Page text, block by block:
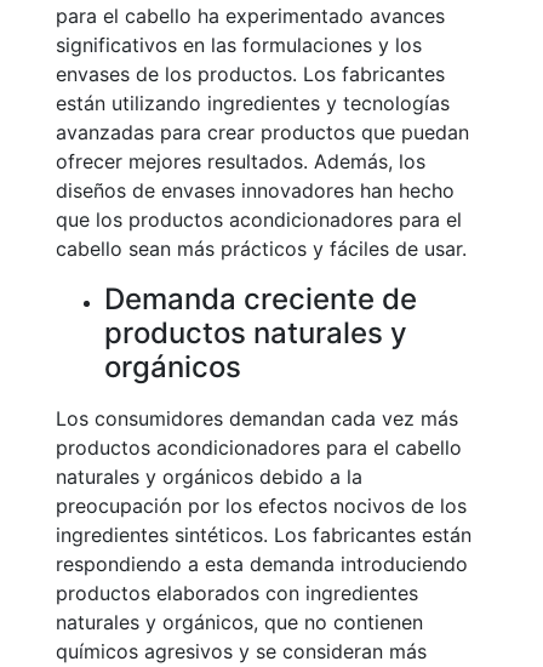
para el cabello ha experimentado avances
significativos en las formulaciones y los
envases de los productos. Los fabricantes
están utilizando ingredientes y tecnologías
avanzadas para crear productos que puedan
ofrecer mejores resultados. Además, los
diseños de envases innovadores han hecho
que los productos acondicionadores para el
cabello sean más prácticos y fáciles de usar.
Demanda creciente de
productos naturales y
orgánicos
Los consumidores demandan cada vez más
productos acondicionadores para el cabello
naturales y orgánicos debido a la
preocupación por los efectos nocivos de los
ingredientes sintéticos. Los fabricantes están
respondiendo a esta demanda introduciendo
productos elaborados con ingredientes
naturales y orgánicos, que no contienen
químicos agresivos y se consideran más